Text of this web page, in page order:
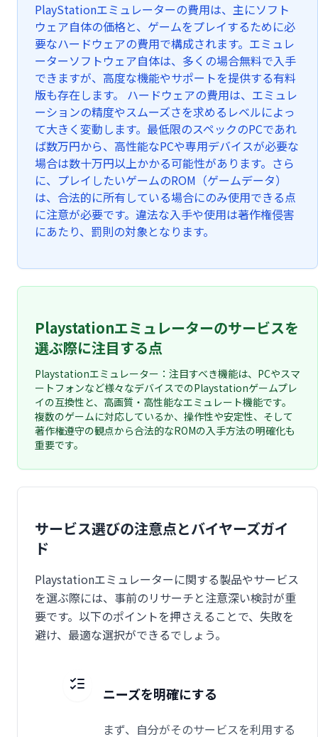
PlayStationエミュレーターの費用は、主にソフト
ウェア自体の価格と、ゲームをプレイするために必
要なハードウェアの費用で構成されます。エミュレ
ーターソフトウェア自体は、多くの場合無料で入手
できますが、高度な機能やサポートを提供する有料
版も存在します。 ハードウェアの費用は、エミュレ
ーションの精度やスムーズさを求めるレベルによっ
て大きく変動します。最低限のスペックのPCであれ
ば数万円から、高性能なPCや専用デバイスが必要な
場合は数十万円以上かかる可能性があります。さら
に、プレイしたいゲームのROM（ゲームデータ）
は、合法的に所有している場合にのみ使用できる点
に注意が必要です。違法な入手や使用は著作権侵害
にあたり、罰則の対象となります。
Playstationエミュレーターのサービスを
選ぶ際に注目する点
Playstationエミュレーター：注目すべき機能は、PCやスマ
ートフォンなど様々なデバイスでのPlaystationゲームプレ
イの互換性と、高画質・高性能なエミュレート機能です。
複数のゲームに対応しているか、操作性や安定性、そして
著作権遵守の観点から合法的なROMの入手方法の明確化も
重要です。
サービス選びの注意点とバイヤーズガイ
ド
Playstationエミュレーターに関する製品やサービス
を選ぶ際には、事前のリサーチと注意深い検討が重
要です。以下のポイントを押さえることで、失敗を
避け、最適な選択ができるでしょう。
ニーズを明確にする
まず、自分がそのサービスを利用する